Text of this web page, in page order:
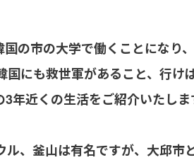
の市の大学で働くことになり
にも救世軍があること、行け
年近くの生活をご紹介いたしま
ル、釜山は有名ですが、大邱市